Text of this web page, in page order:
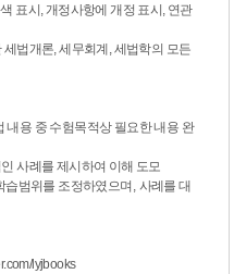
표시, 개정사항에 개정 표시, 연관
법개론, 세무회계, 세법학의 모든
내용 중 수험목적상 필요한 내용 완
사례를 제시하여 이해 도모
습범위를 조정하였으며 , 사례를 대
lyjbooks